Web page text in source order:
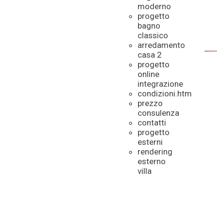
moderno
progetto
bagno
classico
arredamento
casa 2
progetto
online
integrazione
condizioni.htm
prezzo
consulenza
contatti
progetto
esterni
rendering
esterno
villa